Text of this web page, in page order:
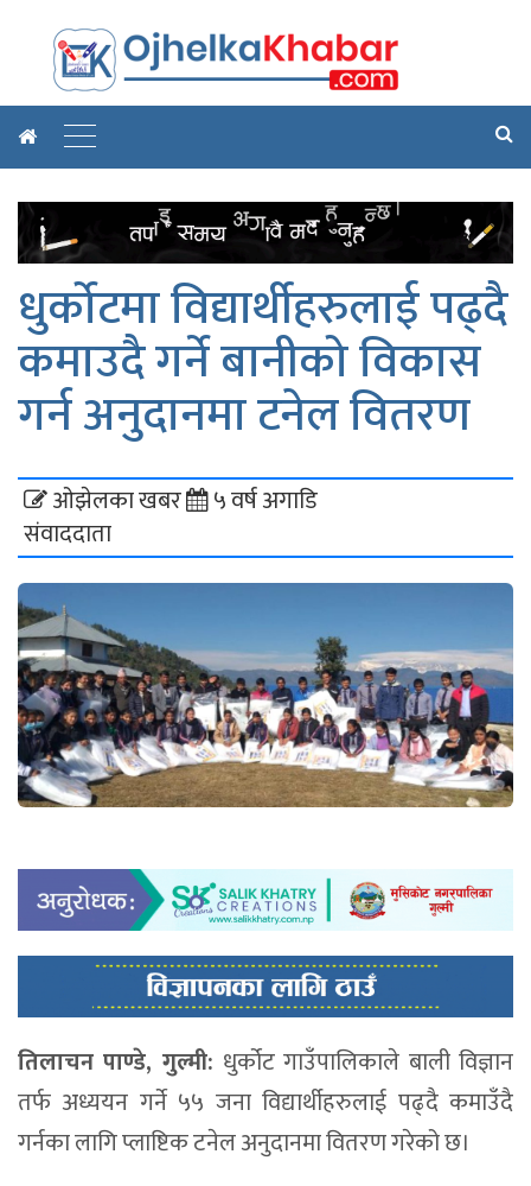
धुर्कोटमा विद्यार्थीहरुलाई पढ्दै
कमाउदै गर्ने बानीको विकास
गर्न अनुदानमा टनेल वितरण
ओझेलका खबर
संवाददाता
५ वर्ष अगाडि
तिलाचन पाण्डे, गुल्मी: धुर्कोट गाउँपालिकाले बाली विज्ञान
तर्फ अध्ययन गर्ने ५५ जना विद्यार्थीहरुलाई पढ्दै कमाउँदै
गर्नका लागि प्लाष्टिक टनेल अनुदानमा वितरण गरेको छ।